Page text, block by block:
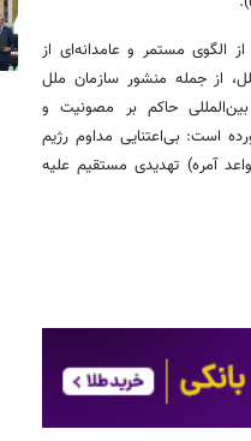
الگوی مستمر و عامدانه‌ای از
از جمله منشور سازمان ملل
حاکم بر مصونیت و
است: بی‌اعتنایی مداوم رژیم
آمره) تهدیدی مستقیم علیه